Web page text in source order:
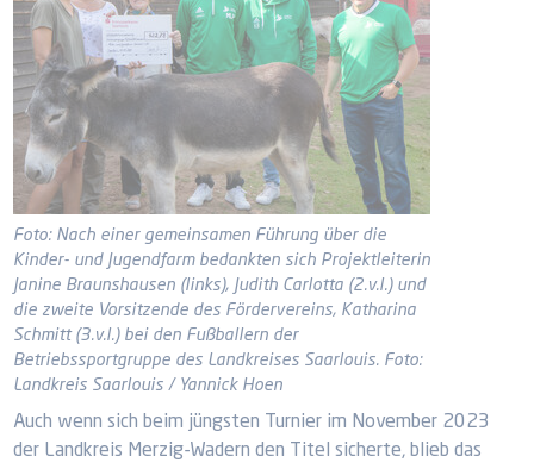
Foto: Nach einer gemeinsamen Führung über die
Kinder- und Jugendfarm bedankten sich Projektleiterin
Janine Braunshausen (links), Judith Carlotta (2.v.l.) und
die zweite Vorsitzende des Fördervereins, Katharina
Schmitt (3.v.l.) bei den Fußballern der
Betriebssportgruppe des Landkreises Saarlouis. Foto:
Landkreis Saarlouis / Yannick Hoen
Auch wenn sich beim jüngsten Turnier im November 2023
der Landkreis Merzig-Wadern den Titel sicherte, blieb das